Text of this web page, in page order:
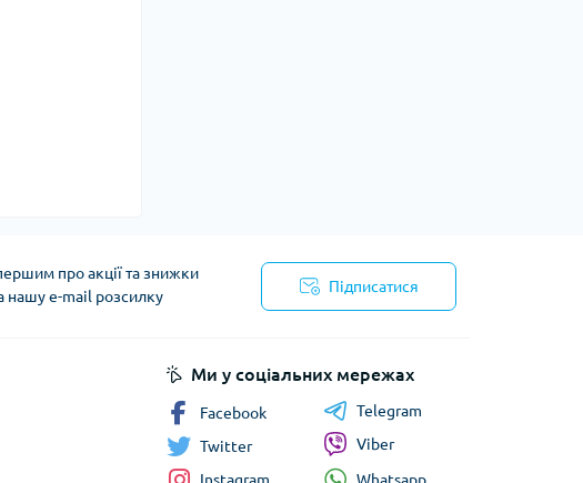
про акції та знижки
нашу e-mail розсилку
Підписатися
Ми у соціальних мережах
Facebook
Twitter
Telegram
Viber
Whatsapp